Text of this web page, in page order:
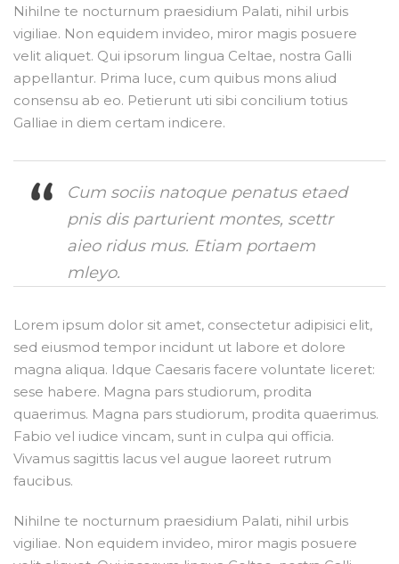
Nihilne te nocturnum praesidium Palati, nihil urbis
vigiliae. Non equidem invideo, miror magis posuere
velit aliquet. Qui ipsorum lingua Celtae, nostra Galli
appellantur. Prima luce, cum quibus mons aliud
consensu ab eo. Petierunt uti sibi concilium totius
Galliae in diem certam indicere.
Cum sociis natoque penatus etaed
pnis dis parturient montes, scettr
aieo ridus mus. Etiam portaem
mleyo.
Lorem ipsum dolor sit amet, consectetur adipisici elit,
sed eiusmod tempor incidunt ut labore et dolore
magna aliqua. Idque Caesaris facere voluntate liceret:
sese habere. Magna pars studiorum, prodita
quaerimus. Magna pars studiorum, prodita quaerimus.
Fabio vel iudice vincam, sunt in culpa qui officia.
Vivamus sagittis lacus vel augue laoreet rutrum
faucibus.
Nihilne te nocturnum praesidium Palati, nihil urbis
vigiliae. Non equidem invideo, miror magis posuere